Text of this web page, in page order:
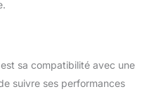
en une seule
: engagez
sa compatibilité avec une
suivre ses performances